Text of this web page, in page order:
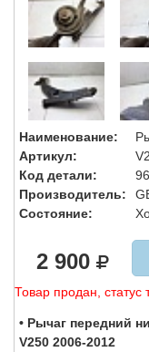
Наименование:
Артикул:
Код детали:
Производитель:
Состояние:
2 900
Товар продан,
• Рычаг передний
V250 2006-2012